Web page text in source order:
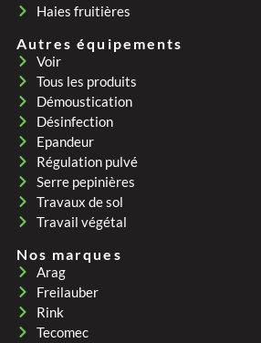
Haies fruitières
Autres équipements
Voir
Tous les produits
Démoustication
Désinfection
Epandeur
Régulation pulvé
Serre pepinières
Travaux de sol
Travail végétal
Nos marques
Arag
Freilauber
Rink
Tecomec